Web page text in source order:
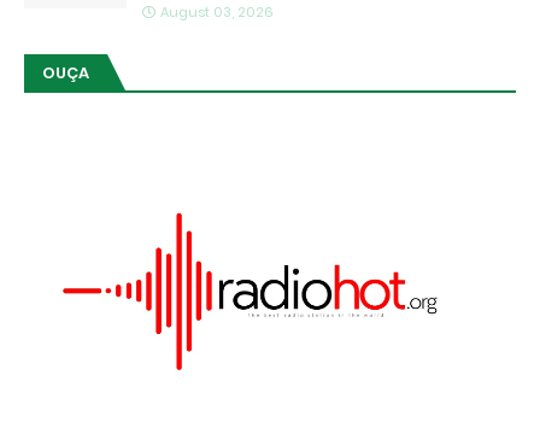
August 03, 2026
OUÇA